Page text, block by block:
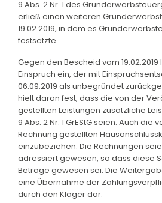
9 Abs. 2 Nr. 1 des
erließ einen weiteren
19.02.2019, in dem es
festsetzte.
Gegen den Bescheid vom
Einspruch ein, der mit
06.09.2019 als unbegründet
hielt daran fest, dass die von der
gestellten Leistungen zusätzliche
9 Abs. 2 Nr. 1 GrEStG seien. Auch die
Rechnung gestellten
einzubeziehen. Die Rechnungen
adressiert gewesen, so dass diese
Beträge gewesen sei. Die
eine Übernahme der
durch den Kläger dar.